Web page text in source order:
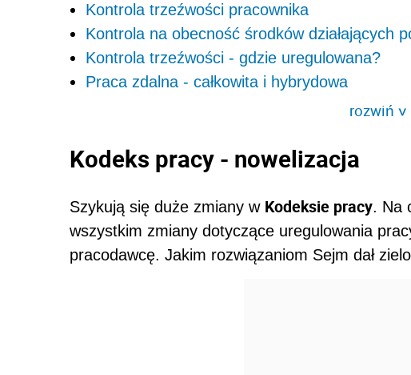
Kontrola trzeźwości pracownika
Kontrola na obecność środków działających
Kontrola trzeźwości - gdzie uregulowana?
Praca zdalna - całkowita i hybrydowa
rozwiń>
Kodeks pracy - nowelizacja
Szykują się duże zmiany w Kodeksie pracy. Na
wszystkim zmiany dotyczące uregulowania
pracodawcę. Jakim rozwiązaniom Sejm dał